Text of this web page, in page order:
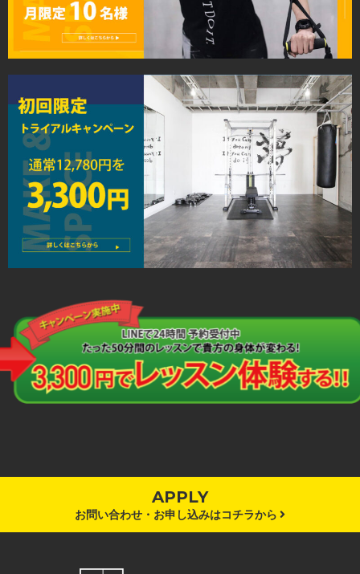
APPLY
お問い合わせ・お申し込みはコチラから